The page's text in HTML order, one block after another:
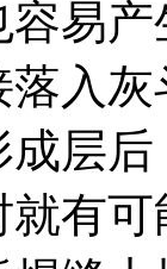
易
入
层
有